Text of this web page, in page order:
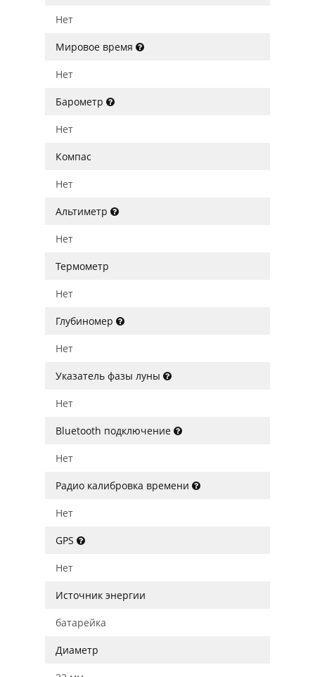
Нет
Мировое время
Нет
Барометр
Нет
Компас
Нет
Альтиметр
Нет
Термометр
Нет
Глубиномер
Нет
Указатель фазы луны
Нет
Bluetooth подключение
Нет
Радио калибровка времени
Нет
GPS
Нет
Источник энергии
батарейка
Диаметр